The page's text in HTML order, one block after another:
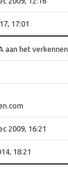
17:01
aan het verkennen
2009, 16:21
18:21